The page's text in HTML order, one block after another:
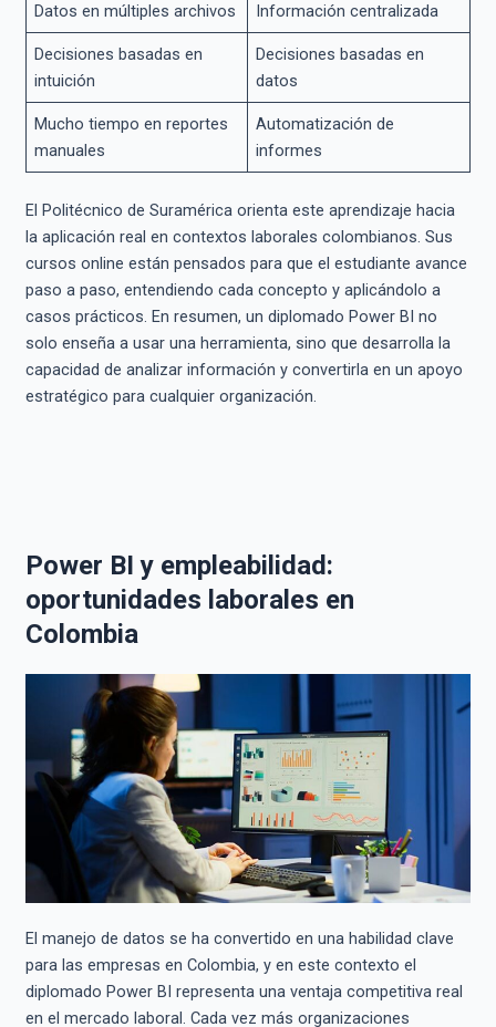
Datos en múltiples archivos Información centralizada
Decisiones basadas en
intuición
Decisiones basadas en
datos
Mucho tiempo en reportes
manuales
Automatización de
informes
El Politécnico de Suramérica orienta este aprendizaje hacia
la aplicación real en contextos laborales colombianos. Sus
cursos online están pensados para que el estudiante avance
paso a paso, entendiendo cada concepto y aplicándolo a
casos prácticos. En resumen, un diplomado Power BI no
solo enseña a usar una herramienta, sino que desarrolla la
capacidad de analizar información y convertirla en un apoyo
estratégico para cualquier organización.
Power BI y empleabilidad:
oportunidades laborales en
Colombia
El manejo de datos se ha convertido en una habilidad clave
para las empresas en Colombia, y en este contexto el
diplomado Power BI representa una ventaja competitiva real
en el mercado laboral. Cada vez más organizaciones